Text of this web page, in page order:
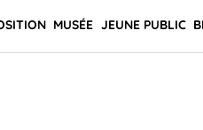
MUSÉE JEUNE PUBLIC